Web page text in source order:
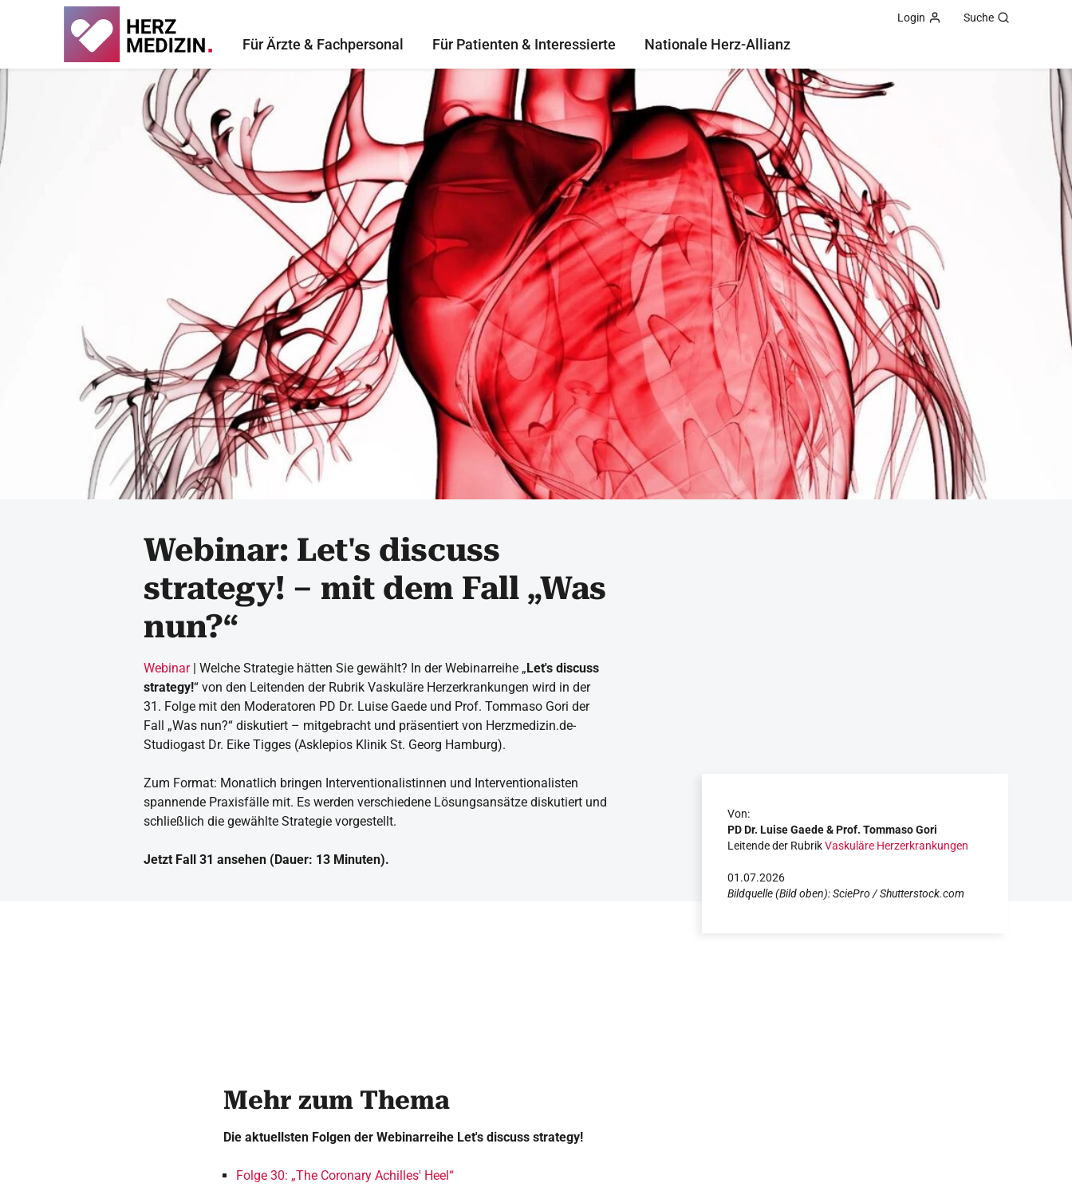
Für Ärzte & Fachpersonal Für Patienten & Interessierte Nationale Herz-Allianz
Login Suche
Webinar: Let's discuss
strategy! – mit dem Fall „Was
nun?“
Webinar| Welche Strategie hätten Sie gewählt? In der Webinarreihe „Let's discuss
strategy!“ von den Leitenden der Rubrik Vaskuläre Herzerkrankungen wird in der
31. Folge mit den Moderatoren PD Dr. Luise Gaede und Prof. Tommaso Gori der
Fall „Was nun?“ diskutiert – mitgebracht und präsentiert von Herzmedizin.de-
Studiogast Dr. Eike Tigges (Asklepios Klinik St. Georg Hamburg).
Zum Format: Monatlich bringen Interventionalistinnen und Interventionalisten
spannende Praxisfälle mit. Es werden verschiedene Lösungsansätze diskutiert und
schließlich die gewählte Strategie vorgestellt.
Jetzt Fall 31 ansehen (Dauer: 13 Minuten).
Von:
PD Dr. Luise Gaede & Prof. Tommaso Gori
Leitende der RubrikVaskuläre Herzerkrankungen
01.07.2026
Bildquelle (Bild oben): SciePro / Shutterstock.com
Mehr zum Thema
Die aktuellsten Folgen der Webinarreihe Let's discuss strategy!
Folge 30: „The Coronary Achilles' Heel“